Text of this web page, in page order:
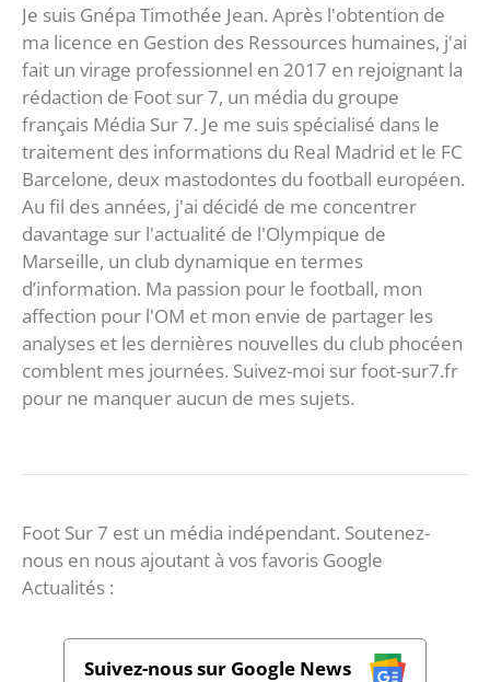
Je suis Gnépa Timothée Jean. Après l'obtention de
ma licence en Gestion des Ressources humaines, j'ai
fait un virage professionnel en 2017 en rejoignant la
rédaction de Foot sur 7, un média du groupe
français Média Sur 7. Je me suis spécialisé dans le
traitement des informations du Real Madrid et le FC
Barcelone, deux mastodontes du football européen.
Au fil des années, j'ai décidé de me concentrer
davantage sur l'actualité de l'Olympique de
Marseille, un club dynamique en termes
d’information. Ma passion pour le football, mon
affection pour l'OM et mon envie de partager les
analyses et les dernières nouvelles du club phocéen
comblent mes journées. Suivez-moi sur foot-sur7.fr
pour ne manquer aucun de mes sujets.
Foot Sur 7 est un média indépendant. Soutenez-
nous en nous ajoutant à vos favoris Google
Actualités :
Suivez-nous sur Google News